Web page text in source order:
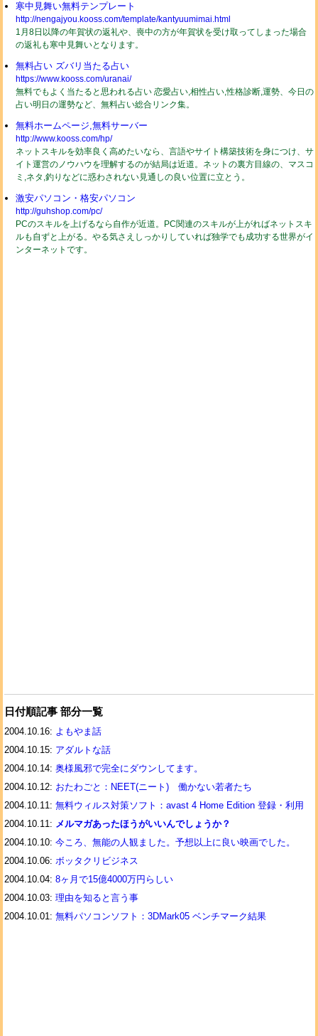
寒中見舞い無料テンプレート
http://nengajyou.kooss.com/template/kantyuumimai.html
1月8日以降の年賀状の返礼や、喪中の方が年賀状を受け取ってしまった場合
の返礼も寒中見舞いとなります。
無料占い ズバリ当たる占い
https://www.kooss.com/uranai/
無料でもよく当たると思われる占い 恋愛占い,相性占い,性格診断,運勢、今日の
占い明日の運勢など、無料占い総合リンク集。
無料ホームページ,無料サーバー
http://www.kooss.com/hp/
ネットスキルを効率良く高めたいなら、言語やサイト構築技術を身につけ、サ
イト運営のノウハウを理解するのが結局は近道。ネットの裏方目線の、マスコ
ミ,ネタ,釣りなどに惑わされない見通しの良い位置に立とう。
激安パソコン・格安パソコン
http://guhshop.com/pc/
PCのスキルを上げるなら自作が近道。PC関連のスキルが上がればネットスキ
ルも自ずと上がる。やる気さえしっかりしていれば独学でも成功する世界がイ
ンターネットです。
日付順記事 部分一覧
2004.10.16: よもやま話
2004.10.15: アダルトな話
2004.10.14: 奥様風邪で完全にダウンしてます。
2004.10.12: おたわごと：NEET(ニート) 働かない若者たち
2004.10.11: 無料ウィルス対策ソフト：avast 4 Home Edition 登録・利用
2004.10.11: メルマガあったほうがいいんでしょうか？
2004.10.10: 今ころ、無能の人観ました。予想以上に良い映画でした。
2004.10.06: ボッタクリビジネス
2004.10.04: 8ヶ月で15億4000万円らしい
2004.10.03: 理由を知ると言う事
2004.10.01: 無料パソコンソフト：3DMark05 ベンチマーク結果